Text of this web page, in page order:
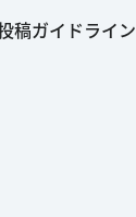
稿ガイドライン